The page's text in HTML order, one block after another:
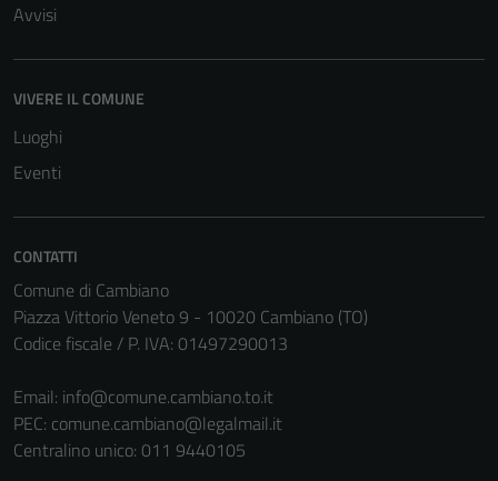
Avvisi
VIVERE IL COMUNE
Luoghi
Eventi
CONTATTI
Comune di Cambiano
Piazza Vittorio Veneto 9 - 10020 Cambiano (TO)
Codice fiscale / P. IVA: 01497290013
Email: info@comune.cambiano.to.it
PEC: comune.cambiano@legalmail.it
Centralino unico: 011 9440105
Tecnici
Questi cookie